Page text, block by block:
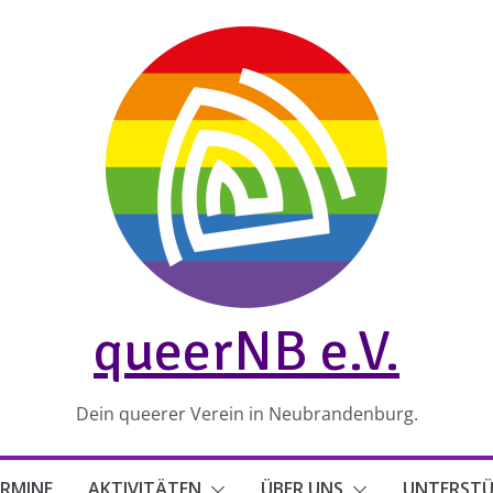
queerNB e.V.
Dein queerer Verein in Neubrandenburg.